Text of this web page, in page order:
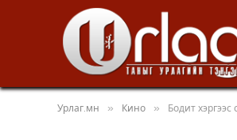
Урлаг.мн » Кино » Бодит